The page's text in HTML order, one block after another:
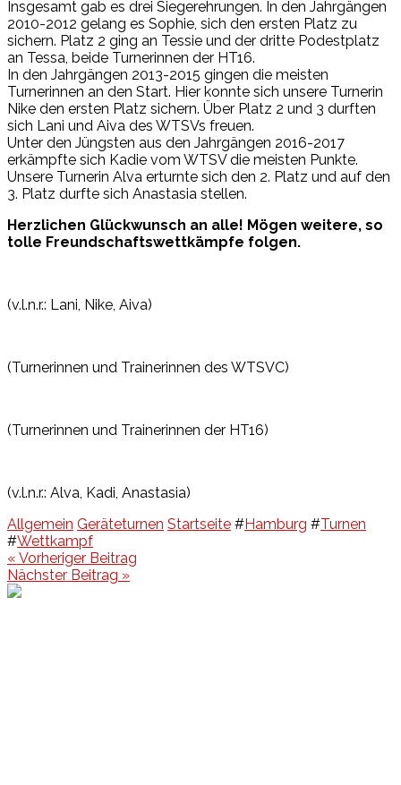
Insgesamt gab es drei Siegerehrungen. In den Jahrgängen
2010-2012 gelang es Sophie, sich den ersten Platz zu
sichern. Platz 2 ging an Tessie und der dritte Podestplatz
an Tessa, beide Turnerinnen der HT16.
In den Jahrgängen 2013-2015 gingen die meisten
Turnerinnen an den Start. Hier konnte sich unsere Turnerin
Nike den ersten Platz sichern. Über Platz 2 und 3 durften
sich Lani und Aiva des WTSVs freuen.
Unter den Jüngsten aus den Jahrgängen 2016-2017
erkämpfte sich Kadie vom WTSV die meisten Punkte.
Unsere Turnerin Alva erturnte sich den 2. Platz und auf den
3. Platz durfte sich Anastasia stellen.
Herzlichen Glückwunsch an alle! Mögen weitere, so
tolle Freundschaftswettkämpfe folgen.
(v.l.n.r.: Lani, Nike, Aiva)
(Turnerinnen und Trainerinnen des WTSVC)
(Turnerinnen und Trainerinnen der HT16)
(v.l.n.r.: Alva, Kadi, Anastasia)
Allgemein Geräteturnen Startseite #Hamburg #Turnen
#Wettkampf
Beitragsnavigation
« Vorheriger Beitrag
Nächster Beitrag »